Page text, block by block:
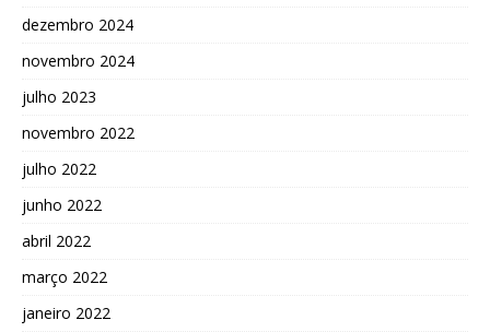
dezembro 2024
novembro 2024
julho 2023
novembro 2022
julho 2022
junho 2022
abril 2022
março 2022
janeiro 2022